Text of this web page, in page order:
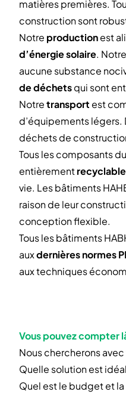
matières premières.
construction sont
Notre productionest
d’énergie solaire.
aucune substance
de déchetsqui sont
Notretransportest
d’équipements légers.
déchets de
Tous les composants
entièrement
vie. Les bâtiments
raison de leur
conception flexible.
Tous les bâtiments
auxdernières normes
aux techniques
Vous pouvez compter
Nous chercherons
Quelle solution est
Quel est le budget et